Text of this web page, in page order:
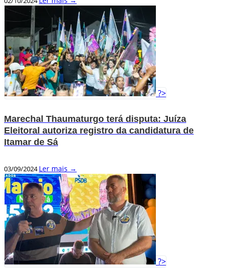
?>
Marechal Thaumaturgo terá disputa: Juíza
Eleitoral autoriza registro da candidatura de
Itamar de Sá
03/09/2024Ler mais →
?>